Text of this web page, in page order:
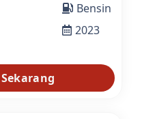
Bensin
2023